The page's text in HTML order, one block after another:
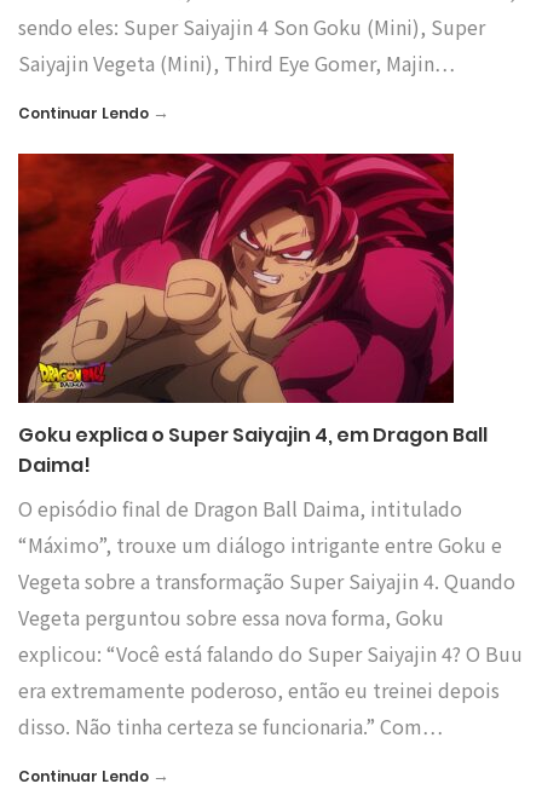
sendo eles: Super Saiyajin 4 Son Goku (Mini), Super
Saiyajin Vegeta (Mini), Third Eye Gomer, Majin…
Continuar Lendo →
Goku explica o Super Saiyajin 4, em Dragon Ball
Daima!
O episódio final de Dragon Ball Daima, intitulado
“Máximo”, trouxe um diálogo intrigante entre Goku e
Vegeta sobre a transformação Super Saiyajin 4. Quando
Vegeta perguntou sobre essa nova forma, Goku
explicou: “Você está falando do Super Saiyajin 4? O Buu
era extremamente poderoso, então eu treinei depois
disso. Não tinha certeza se funcionaria.” Com…
Continuar Lendo →